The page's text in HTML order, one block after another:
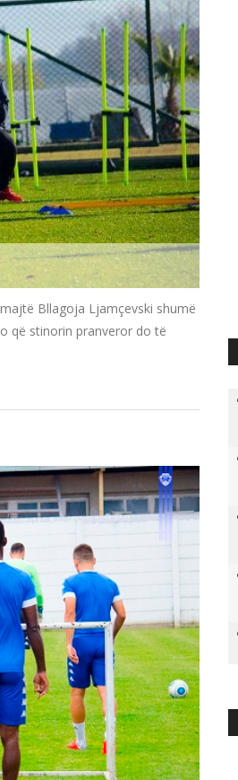
Bllagoja Ljamçevski shumë
që stinorin pranveror do të